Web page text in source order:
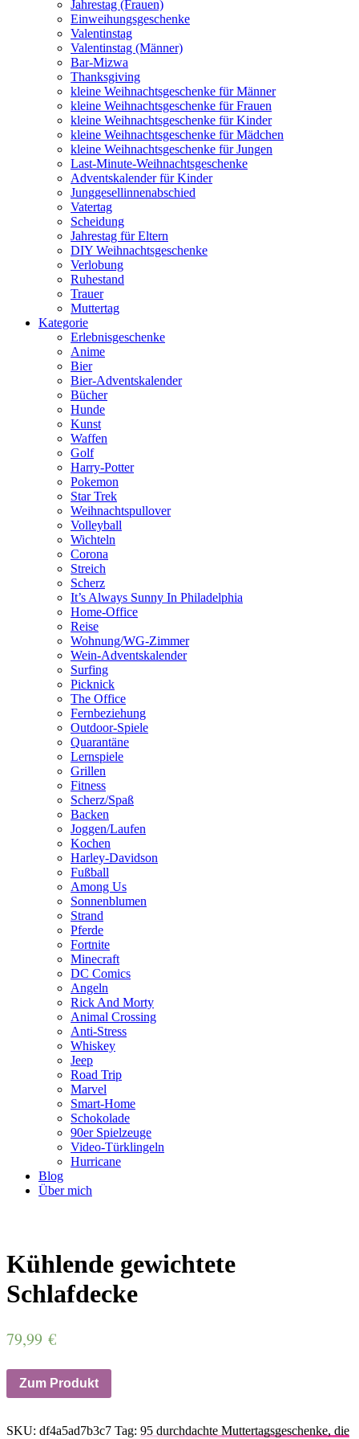
Jahrestag (Frauen)
Einweihungsgeschenke
Valentinstag
Valentinstag (Männer)
Bar-Mizwa
Thanksgiving
kleine Weihnachtsgeschenke für Männer
kleine Weihnachtsgeschenke für Frauen
kleine Weihnachtsgeschenke für Kinder
kleine Weihnachtsgeschenke für Mädchen
kleine Weihnachtsgeschenke für Jungen
Last-Minute-Weihnachtsgeschenke
Adventskalender für Kinder
Junggesellinnenabschied
Vatertag
Scheidung
Jahrestag für Eltern
DIY Weihnachtsgeschenke
Verlobung
Ruhestand
Trauer
Muttertag
Kategorie
Erlebnisgeschenke
Anime
Bier
Bier-Adventskalender
Bücher
Hunde
Kunst
Waffen
Golf
Harry-Potter
Pokemon
Star Trek
Weihnachtspullover
Volleyball
Wichteln
Corona
Streich
Scherz
It’s Always Sunny In Philadelphia
Home-Office
Reise
Wohnung/WG-Zimmer
Wein-Adventskalender
Surfing
Picknick
The Office
Fernbeziehung
Outdoor-Spiele
Quarantäne
Lernspiele
Grillen
Fitness
Scherz/Spaß
Backen
Joggen/Laufen
Kochen
Harley-Davidson
Fußball
Among Us
Sonnenblumen
Strand
Pferde
Fortnite
Minecraft
DC Comics
Angeln
Rick And Morty
Animal Crossing
Anti-Stress
Whiskey
Jeep
Road Trip
Marvel
Smart-Home
Schokolade
90er Spielzeuge
Video-Türklingeln
Hurricane
Blog
Über mich
Kühlende gewichtete
Schlafdecke
79,99 €
Zum Produkt
SKU: df4a5ad7b3c7 Tag: 95 durchdachte Muttertagsgeschenke, die